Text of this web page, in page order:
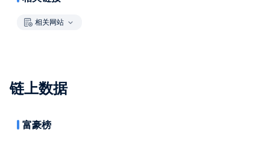
相关网站
链上数据
富豪榜